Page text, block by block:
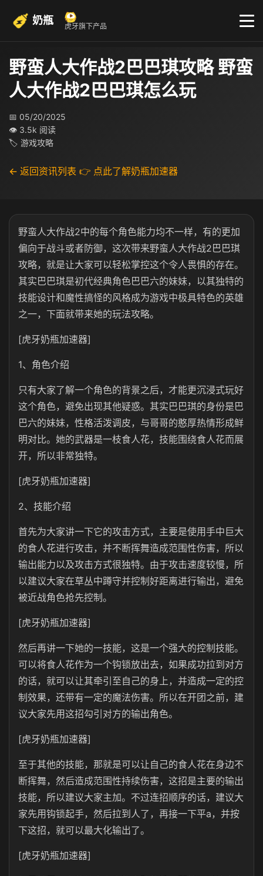
奶瓶 虎牙旗下产品
野蛮人大作战2巴巴琪攻略 野蛮
人大作战2巴巴琪怎么玩
📅 05/20/2025
👁 3.5k 阅读
🏷 游戏攻略
← 返回资讯列表 👉 点此了解奶瓶加速器
野蛮人大作战2中的每个角色能力均不一样，有的更加
偏向于战斗或者防御，这次带来野蛮人大作战2巴巴琪
攻略，就是让大家可以轻松掌控这个令人畏惧的存在。
其实巴巴琪是初代经典角色巴巴六的妹妹，以其独特的
技能设计和魔性搞怪的风格成为游戏中极具特色的英雄
之一，下面就带来她的玩法攻略。
[虎牙奶瓶加速器]
1、角色介绍
只有大家了解一个角色的背景之后，才能更沉浸式玩好
这个角色，避免出现其他疑惑。其实巴巴琪的身份是巴
巴六的妹妹，性格活泼调皮，与哥哥的憨厚热情形成鲜
明对比。她的武器是一枝食人花，技能围绕食人花而展
开，所以非常独特。
[虎牙奶瓶加速器]
2、技能介绍
首先为大家讲一下它的攻击方式，主要是使用手中巨大
的食人花进行攻击，并不断挥舞造成范围性伤害，所以
输出能力以及攻击方式很独特。由于攻击速度较慢，所
以建议大家在草丛中蹲守并控制好距离进行输出，避免
被近战角色抢先控制。
[虎牙奶瓶加速器]
然后再讲一下她的一技能，这是一个强大的控制技能。
可以将食人花作为一个钩锁放出去，如果成功拉到对方
的话，就可以让其牵引至自己的身上，并造成一定的控
制效果，还带有一定的魔法伤害。所以在开团之前，建
议大家先用这招勾引对方的输出角色。
[虎牙奶瓶加速器]
至于其他的技能，那就是可以让自己的食人花在身边不
断挥舞，然后造成范围性持续伤害，这招是主要的输出
技能，所以建议大家主加。不过连招顺序的话，建议大
家先用钩锁起手，然后拉到人了，再接一下平a，并按
下这招，就可以最大化输出了。
[虎牙奶瓶加速器]